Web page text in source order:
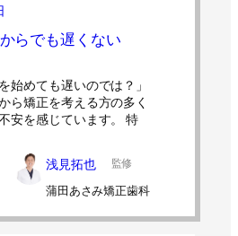
らでも遅くない
始めても遅いのでは？」
ら矯正を考える方の多く
安を感じています。 特
浅見拓也
監修
蒲田あさみ矯正歯科